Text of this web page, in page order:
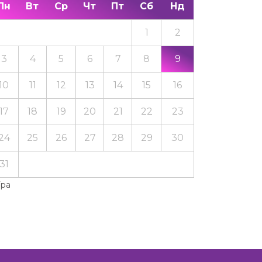
Вт Ср Чт Пт Сб Нд
1 2
3 4 5 6 7 8 9
11 12 13 14 15 16
18 19 20 21 22 23
25 26 27 28 29 30